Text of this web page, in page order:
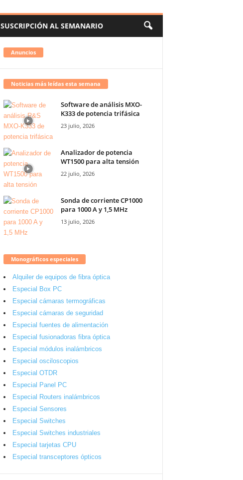
SUSCRIPCIÓN AL SEMANARIO
Anuncios
Noticias más leídas esta semana
Software de análisis MXO-
K333 de potencia trifásica
23 julio, 2026
Analizador de potencia
WT1500 para alta tensión
22 julio, 2026
Sonda de corriente CP1000
para 1000 A y 1,5 MHz
13 julio, 2026
Monográficos especiales
Alquiler de equipos de fibra óptica
Especial Box PC
Especial cámaras termográficas
Especial cámaras de seguridad
Especial fuentes de alimentación
Especial fusionadoras fibra óptica
Especial módulos inalámbricos
Especial osciloscopios
Especial OTDR
Especial Panel PC
Especial Routers inalámbricos
Especial Sensores
Especial Switches
Especial Switches industriales
Especial tarjetas CPU
Especial transceptores ópticos